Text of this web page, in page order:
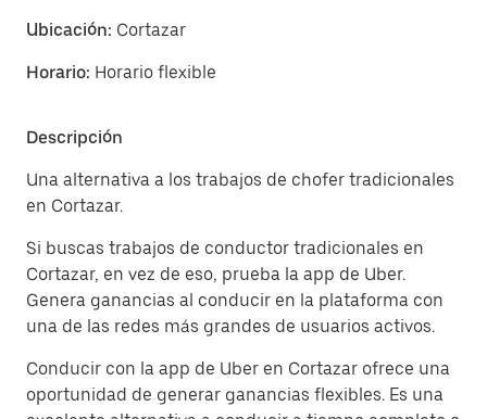
Ubicación: Cortazar
Horario: Horario flexible
Descripción
Una alternativa a los trabajos de chofer tradicionales
en Cortazar.
Si buscas trabajos de conductor tradicionales en
Cortazar, en vez de eso, prueba la app de Uber.
Genera ganancias al conducir en la plataforma con
una de las redes más grandes de usuarios activos.
Conducir con la app de Uber en Cortazar ofrece una
oportunidad de generar ganancias flexibles. Es una